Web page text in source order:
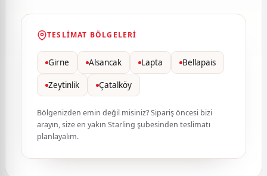
TESLIMAT BÖLGELERI
Girne Alsancak Lapta Bellapais
Zeytinlik Çatalköy
Bölgenizden emin değil misiniz? Sipariş öncesi bizi
arayın, size en yakın Starling şubesinden teslimatı
planlayalım.